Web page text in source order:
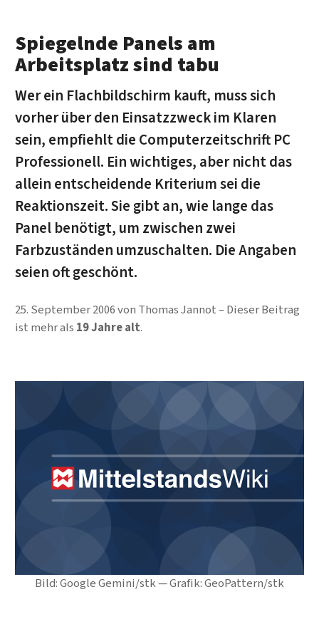
Bild: Google Gemini/stk — Grafik: GeoPattern/stk
Spiegelnde Panels am
Arbeitsplatz sind tabu
Wer ein Flachbildschirm kauft, muss sich
vorher über den Einsatzzweck im Klaren
sein, empfiehlt die Computerzeitschrift PC
Professionell. Ein wichtiges, aber nicht das
allein entscheidende Kriterium sei die
Reaktionszeit. Sie gibt an, wie lange das
Panel benötigt, um zwischen zwei
Farbzuständen umzuschalten. Die Angaben
seien oft geschönt.
25. September 2006von Thomas Jannot
Dieser Beitrag
ist mehr als 19 Jahre alt.